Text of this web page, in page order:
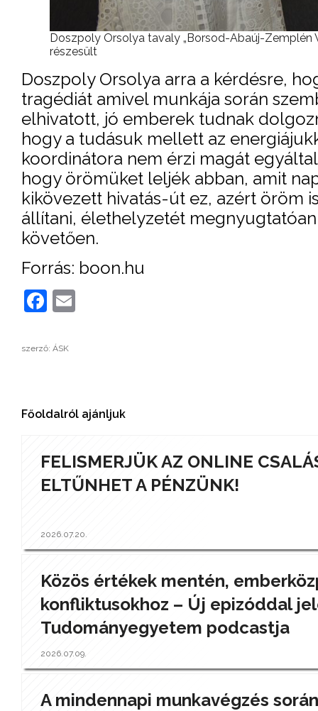
Doszpoly Orsolya tavaly „Borsod-Abaúj-Zemplén
részesült
Doszpoly Orsolya arra a kérdésre,
tragédiát amivel munkája során
elhivatott, jó emberek tudnak
hogy a tudásuk mellett az
koordinátora nem érzi magát
hogy örömüket leljék abban, amit
kikövezett hivatás-út ez, azért öröm
állítani, élethelyzetét
követően.
Forrás: boon.hu
Facebook
szerző: ÁSK
Főoldalról ajánljuk
FELISMERJÜK AZ ONLINE
ELTŰNHET A PÉNZÜNK!
2026.07.20.
Közös értékek mentén,
konfliktusokhoz – Új epizóddal
Tudományegyetem podcastja
2026.07.09.
A mindennapi munkavégzés